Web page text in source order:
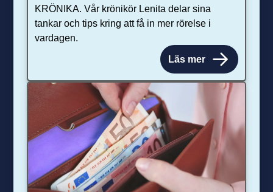
KRÖNIKA. Vår krönikör Lenita delar sina
tankar och tips kring att få in mer rörelse i
vardagen.
Läs mer